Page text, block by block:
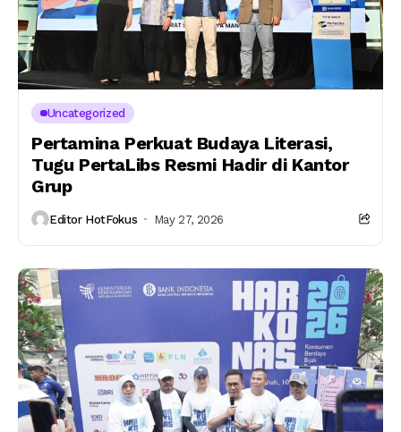
Uncategorized
Pertamina Perkuat Budaya Literasi,
Tugu PertaLibs Resmi Hadir di Kantor
Grup
Editor HotFokus May 27, 2026